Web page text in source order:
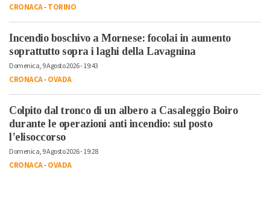
CRONACA-TORINO
Incendio boschivo a Mornese: focolai in aumento
soprattutto sopra i laghi della Lavagnina
Domenica, 9 Agosto 2026 - 19:43
CRONACA-OVADA
Colpito dal tronco di un albero a Casaleggio Boiro
durante le operazioni anti incendio: sul posto
l’elisoccorso
Domenica, 9 Agosto 2026 - 19:28
CRONACA-OVADA